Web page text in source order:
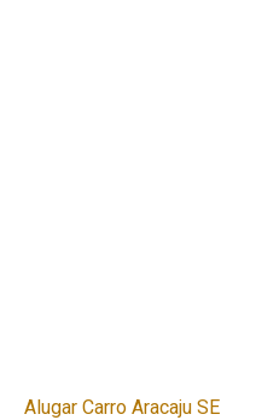
Alugar Carro Aracaju SE